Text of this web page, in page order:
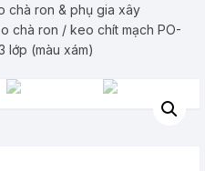
chà ron & phụ gia xây
chà ron / keo chít mạch PO-
lớp (màu xám)